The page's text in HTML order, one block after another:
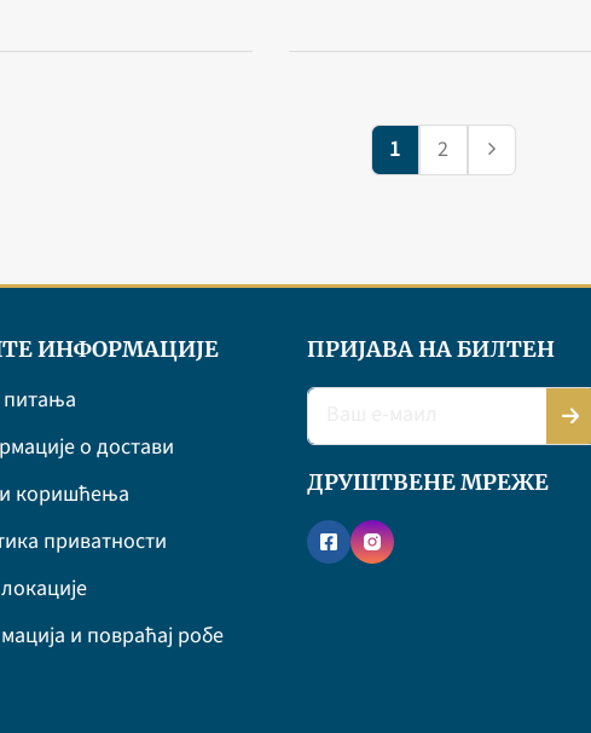
1 2
ИНФОРМАЦИЈЕ
питања
о достави
коришћења
приватности
и повраћај робе
ПРИЈАВА НА БИЛТЕН
ДРУШТВЕНЕ МРЕЖЕ